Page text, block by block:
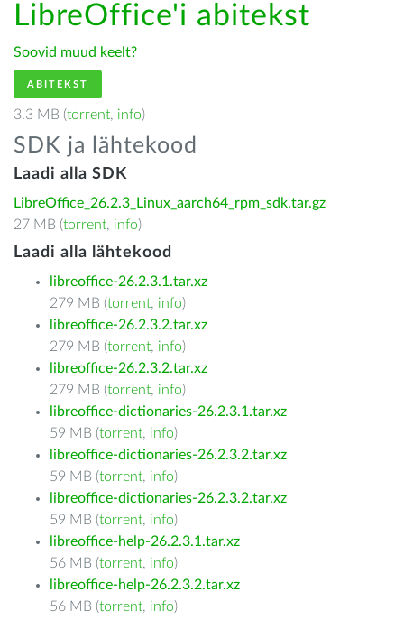
LibreOffice'i abitekst
Soovid muud keelt?
ABITEKST
3.3 MB (torrent, info)
SDK ja lähtekood
Laadi alla SDK
LibreOffice_26.2.3_Linux_aarch64_rpm_sdk.tar.gz
27 MB (torrent, info)
Laadi alla lähtekood
libreoffice-26.2.3.1.tar.xz
279 MB (torrent, info)
libreoffice-26.2.3.2.tar.xz
279 MB (torrent, info)
libreoffice-26.2.3.2.tar.xz
279 MB (torrent, info)
libreoffice-dictionaries-26.2.3.1.tar.xz
59 MB (torrent, info)
libreoffice-dictionaries-26.2.3.2.tar.xz
59 MB (torrent, info)
libreoffice-dictionaries-26.2.3.2.tar.xz
59 MB (torrent, info)
libreoffice-help-26.2.3.1.tar.xz
56 MB (torrent, info)
libreoffice-help-26.2.3.2.tar.xz
56 MB (torrent, info)